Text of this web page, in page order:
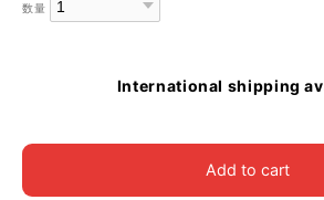
数量
International shipping
Add to cart